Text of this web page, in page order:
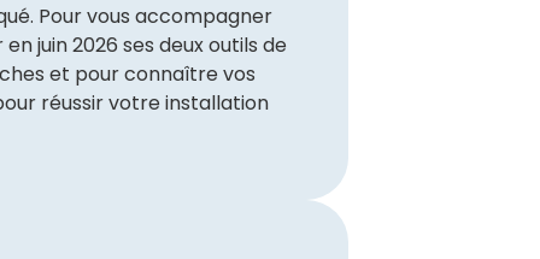
Pour vous accompagner
juin 2026 ses deux outils de
et pour connaître vos
réussir votre installation